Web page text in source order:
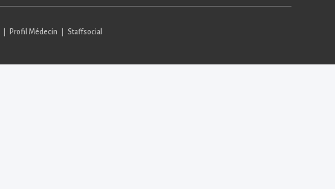
Profil Médecin Staffsocial